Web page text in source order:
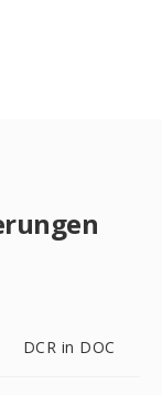
DCR in DOC